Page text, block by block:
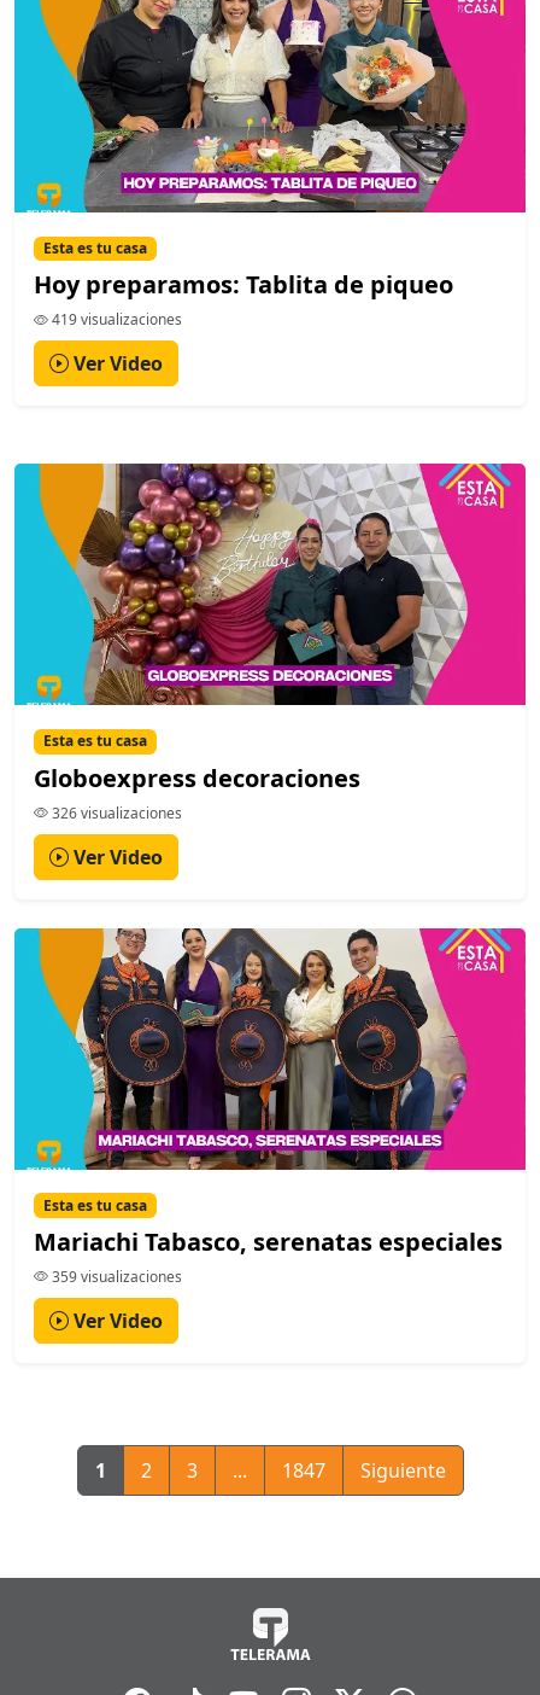
Esta es tu casa
Hoy preparamos: Tablita de piqueo
419 visualizaciones
Ver Video
Esta es tu casa
Globoexpress decoraciones
326 visualizaciones
Ver Video
Esta es tu casa
Mariachi Tabasco, serenatas especiales
359 visualizaciones
Ver Video
1 2 3 ... 1847 Siguiente